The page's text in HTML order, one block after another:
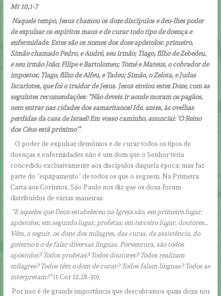
Mt 10,1-7
Naquele tempo, Jesus chamou os doze discípulos e deu-lhes poder
de expulsar os espíritos maus e de curar todo tipo de doença e
enfermidade. Estes são os nomes dos doze apóstolos: primeiro,
Simão chamado Pedro, e André, seu irmão; Tiago, filho de Zebedeu,
e seu irmão João; Filipe e Bartolomeu; Tomé e Mateus, o cobrador de
impostos; Tiago, filho de Alfeu, e Tadeu; Simão, o Zelota, e Judas
Iscariotes, que foi o traidor de Jesus. Jesus enviou estes Doze, com as
seguintes recomendações: “Não deveis ir aonde moram os pagãos,
nem entrar nas cidades dos samaritanos! Ide, antes, às ovelhas
perdidas da casa de Israel! Em vosso caminho, anunciai: ‘O Reino
dos Céus está próximo’”.
O poder de expulsar demônios e de curar todos os tipos de
doenças e enfermidades não é um dom que o Senhor teria
concedido exclusivamente aos discípulos daquela época; mas faz
parte do “equipamento” de todos os que o seguem. Na Primeira
Carta aos Coríntios, São Paulo nos diz que os dons foram
distribuídos de várias maneiras:
“E aqueles que Deus estabeleceu na Igreja são, em primeiro lugar,
apóstolos; em segundo lugar, profetas; em terceiro lugar, doutores…
Vêm, a seguir, os dons dos milagres, das curas, da assistência, do
governo e o de falar diversas línguas. Porventura, são todos
apóstolos? Todos profetas? Todos doutores? Todos realizam
milagres? Todos têm o dom de curar? Todos falam línguas? Todos as
interpretam?”(1 Cor 12,28-30).
Por isso é de grande importância que descubramos quais dons nos